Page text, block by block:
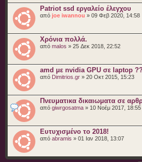
Patriot ssd εργαλείο έλεγχου
από joe iwannou » 09 Φεβ 2020, 14:58
Χρόνια πολλά.
από malos » 25 Δεκ 2018, 22:52
amd με nvidia GPU σε laptop
από Dimitrios.gr » 20 Οκτ 2015, 15:23
Πνευματικα δικαιωματα σε
από giwrgosatma » 10 Νοέμ 2017, 18:55
Ευτυχισμένο το 2018!
από abramis » 01 Ιαν 2018, 13:07